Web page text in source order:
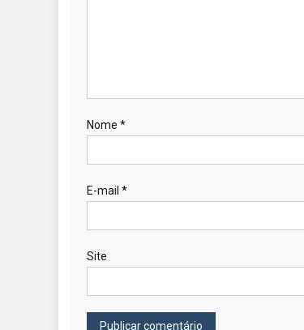
Nome *
E-mail *
Site